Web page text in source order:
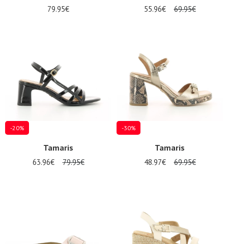
79.95€ 55.96€ 69.95€
-20%
Tamaris
63.96€ 79.95€
-30%
Tamaris
48.97€ 69.95€